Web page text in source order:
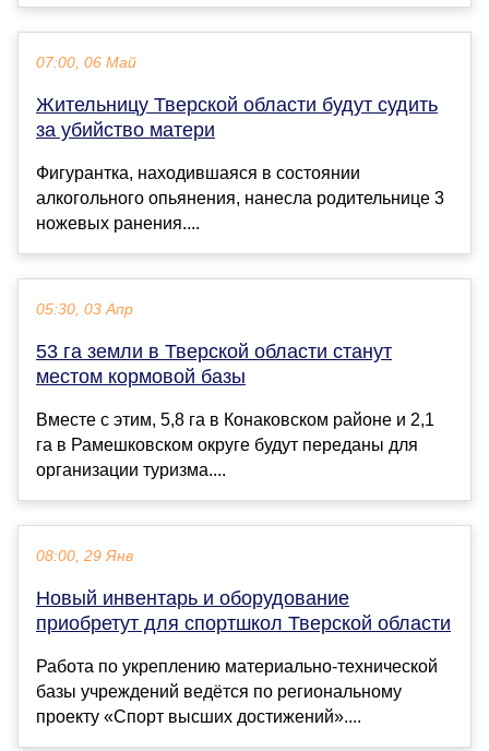
07:00, 06 Май
Жительницу Тверской области будут судить
за убийство матери
Фигурантка, находившаяся в состоянии
алкогольного опьянения, нанесла родительнице 3
ножевых ранения....
05:30, 03 Апр
53 га земли в Тверской области станут
местом кормовой базы
Вместе с этим, 5,8 га в Конаковском районе и 2,1
га в Рамешковском округе будут переданы для
организации туризма....
08:00, 29 Янв
Новый инвентарь и оборудование
приобретут для спортшкол Тверской области
Работа по укреплению материально-технической
базы учреждений ведётся по региональному
проекту «Спорт высших достижений»....